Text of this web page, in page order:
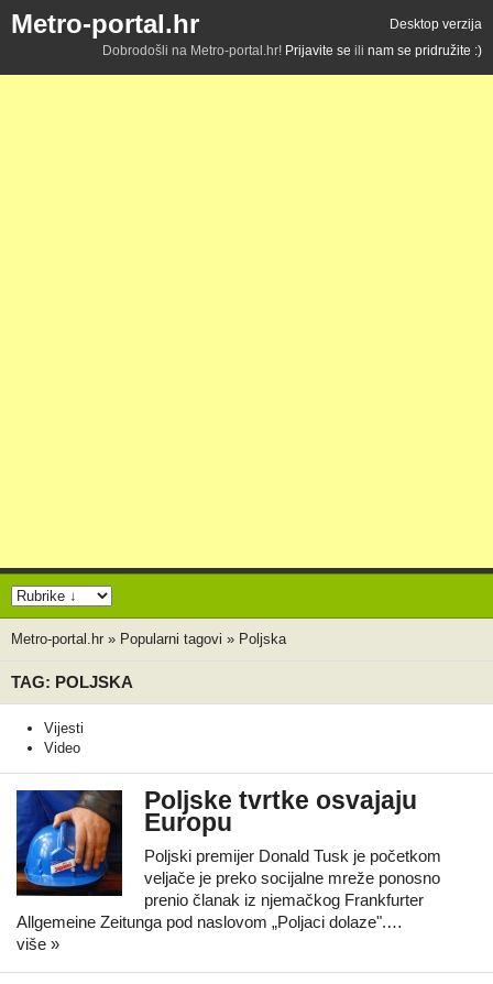
Metro-portal.hr
Desktop verzija
Dobrodošli na Metro-portal.hr! Prijavite se ili nam se pridružite :)
Metro-portal.hr » Popularni tagovi » Poljska
TAG: POLJSKA
Vijesti
Video
Poljske tvrtke osvajaju
Europu
Poljski premijer Donald Tusk je početkom
veljače je preko socijalne mreže ponosno
prenio članak iz njemačkog Frankfurter
Allgemeine Zeitunga pod naslovom „Poljaci dolaze".…
više »